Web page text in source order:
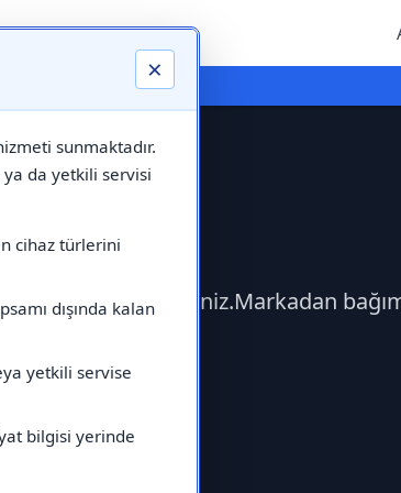
×
sunmaktadır.
da yetkili servisi
cihaz türlerini
dışında kalan
yetkili servise
bilgisi yerinde
Servis" Hizmeti
çağırabilirsiniz.Markadan